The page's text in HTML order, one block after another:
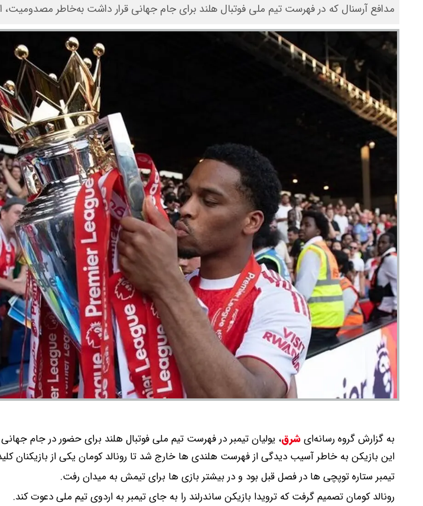
مدافع آرسنال که در فهرست تیم ملی فوتبال هلند برای جام جهانی قرار داشت به‌خاطر مصدومیت،
به گزارش گروه رسانه‌ایشرق، یولیان تیمبر در فهرست تیم ملی فوتبال هلند برای حضور در جام
این بازیکن به خاطر آسیب دیدگی از فهرست هلندی ها خارج شد تا رونالد کومان یکی از بازیکنان
تیمبر ستاره توپچی ها در فصل قبل بود و در بیشتر بازی ها برای تیمش به میدان رفت.
رونالد کومان تصمیم گرفت که ترویدا بازیکن ساندرلند را به جای تیمبر به اردوی تیم ملی دعوت کند.